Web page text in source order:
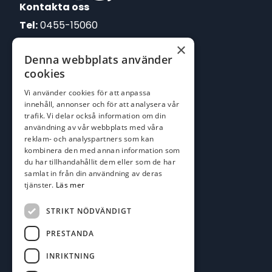
Kontakta oss
Tel:0455-15060
E-post:
johan@batofiske.se
kim@batofiske.se
Adress
Karlskrona Båt & Fiske AB
Lallerstedts gata 4
371 54 Karlskrona
Följ oss
Facebook
×
Denna webbplats använder
cookies
Vi använder cookies för att anpassa
innehåll, annonser och för att analysera vår
trafik. Vi delar också information om din
användning av vår webbplats med våra
reklam- och analyspartners som kan
kombinera den med annan information som
du har tillhandahållit dem eller som de har
samlat in från din användning av deras
tjänster. Läs mer
STRIKT NÖDVÄNDIGT
PRESTANDA
INRIKTNING